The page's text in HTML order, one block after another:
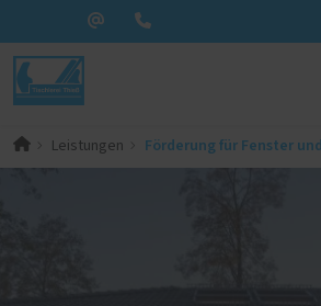
Leistungen Förderung für Fenster